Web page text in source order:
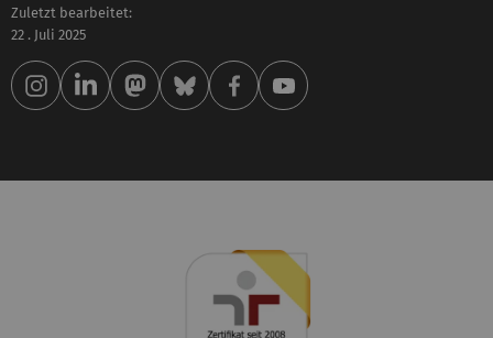
Zuletzt bearbeitet:
22 . Juli 2025